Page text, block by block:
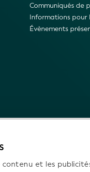
et les
Communiqués de
Informations pour
Évènements